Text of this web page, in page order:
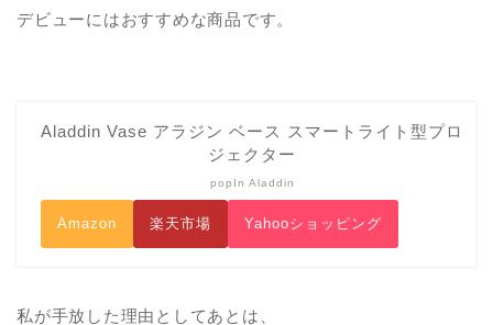
デビューにはおすすめな商品です。
Aladdin Vase アラジン ベース スマートライト型プロ
ジェクター
popIn Aladdin
Amazon 楽天市場 Yahooショッピング
私が手放した理由としてあとは、